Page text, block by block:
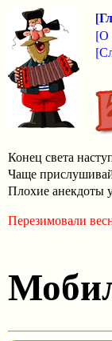
[О
Конец света
Чаще
Плохие анекдоты
Перезимовали